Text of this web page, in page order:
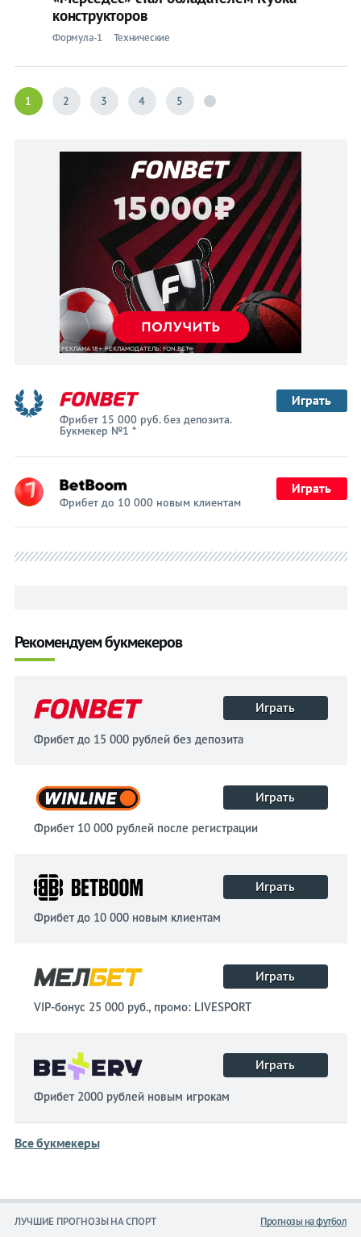
конструкторов
Формула-1 Технические
1 2 3 4 5
Фрибет 15 000 руб. без депозита.
Букмекер №1 *
Играть
Фрибет до 10 000 новым клиентам
Играть
Рекомендуем букмекеров
Играть
Фрибет до 15 000 рублей без депозита
Играть
Фрибет 10 000 рублей после регистрации
Играть
Фрибет до 10 000 новым клиентам
Играть
VIP-бонус 25 000 руб., промо: LIVESPORT
Играть
Фрибет 2000 рублей новым игрокам
Все букмекеры
ЛУЧШИЕ ПРОГНОЗЫ НА СПОРТ Прогнозы на футбол